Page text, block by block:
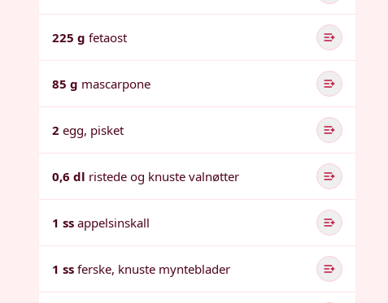
225 g fetaost
85 g mascarpone
2 egg, pisket
0,6 dl ristede og knuste valnøtter
1 ss appelsinskall
1 ss ferske, knuste mynteblader